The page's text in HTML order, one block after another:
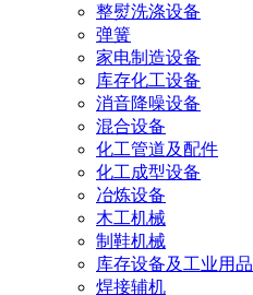
整熨洗涤设备
弹簧
家电制造设备
库存化工设备
消音降噪设备
混合设备
化工管道及配件
化工成型设备
冶炼设备
木工机械
制鞋机械
库存设备及工业用品
焊接辅机